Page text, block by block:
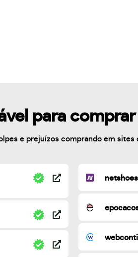
para
e prejuízos comprando em sites